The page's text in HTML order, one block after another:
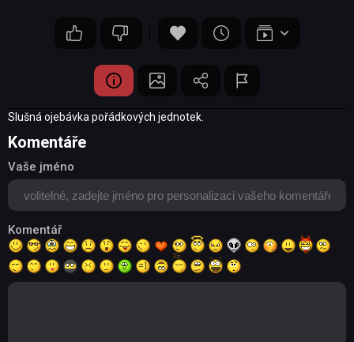
Slušná ojebávka pořádkových jednotek.
Komentáře
Vaše jméno
Komentář